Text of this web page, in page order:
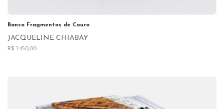
Banco Fragmentos de Couro
JACQUELINE CHIABAY
R$ 1.450,00